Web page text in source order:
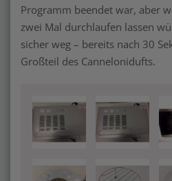
Programm beendet war, aber
zwei Mal durchlaufen lassen
sicher weg – bereits nach 30
Großteil des Cannelonidufts.